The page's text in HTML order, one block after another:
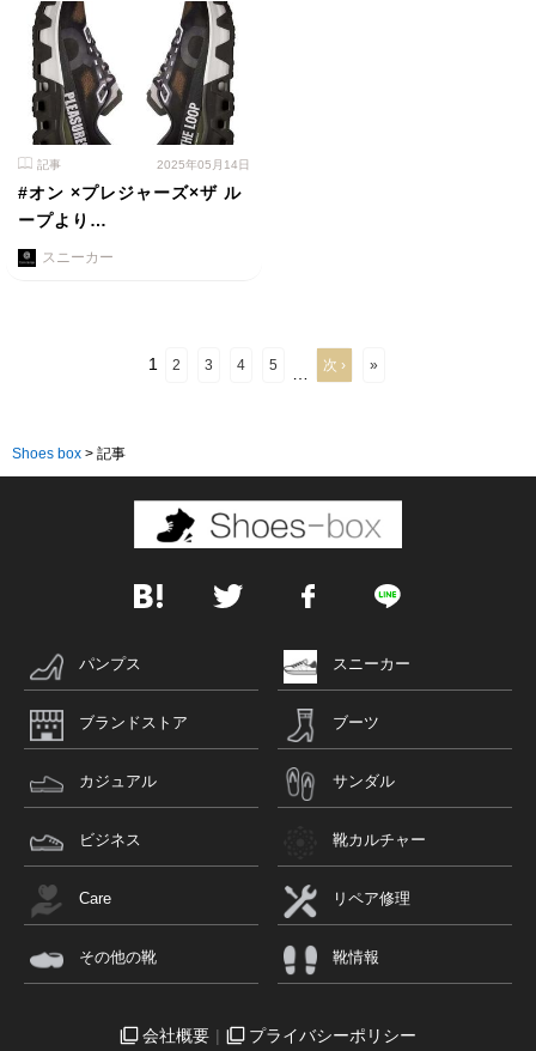
記事 2025年05月14日
#オン ×プレジャーズ×ザ ル
ープより…
スニーカー
1 2 3 4 5 次 › »
Shoes box > 記事
パンプス スニーカー
ブランドストア ブーツ
カジュアル サンダル
ビジネス 靴カルチャー
Care リペア修理
その他の靴 靴情報
会社概要 プライバシーポリシー